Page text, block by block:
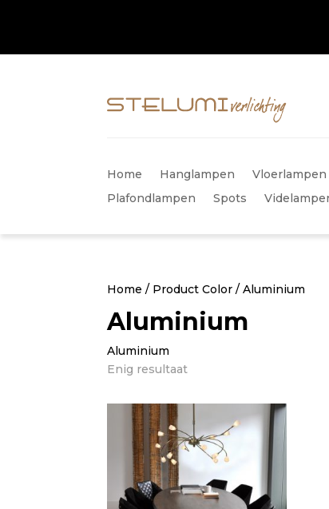
Home Hanglampen Vloerlampen
Plafondlampen
Spots
Home / Product Color / Aluminium
Aluminium
Aluminium
Enig resultaat